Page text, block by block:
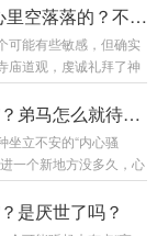
声，从不...
安静”了，感应不如以
个阶段，别慌，九洲告
“正常化”和“深化” 的
为什么“拜了神佛”反而觉得心里空落落的？不是不灵，是你还没找到“内在的佛”！
可能有些敏感，但确实
道观，虔诚礼拜了神
里非但没有感到充实安
些失落。 好像自己和
有这种感受，先别急
修行的根本处，看看
为什么总想“搬家”或“换环境”？弟马怎么就待不住呢？
坐立不安的“内心骚
一个新地方没多久，心
想换城市，想换个环境
大问题，可就是觉
是厌世了吗？